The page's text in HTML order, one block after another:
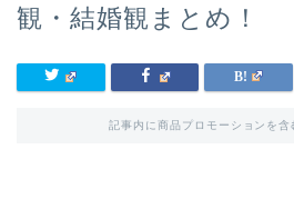
観・結婚観まとめ！
記事内に商品プロモーションを